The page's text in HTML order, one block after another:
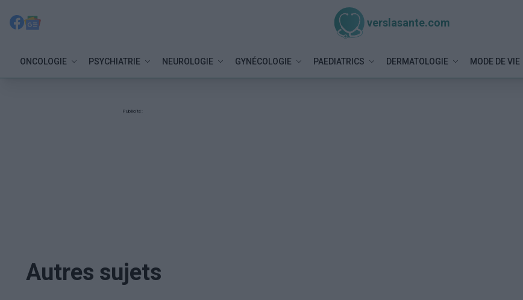
verslasante.com
ONCOLOGIE PSYCHIATRIE NEUROLOGIE GYNÉCOLOGIE PAEDIATRICS DERMATOLOGIE MODE DE VIE
Publicité:
Autres sujets